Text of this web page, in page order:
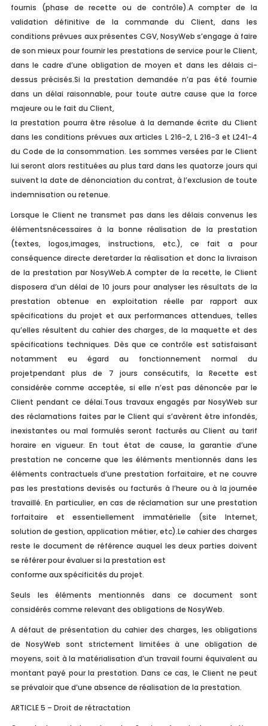
fournis (phase de recette ou de contrôle).A compter de la
validation définitive de la commande du Client, dans les
conditions prévues aux présentes CGV, NosyWeb s’engage à faire
de son mieux pour fournir les prestations de service pour le Client,
dans le cadre d’une obligation de moyen et dans les délais ci-
dessus précisés.Si la prestation demandée n’a pas été fournie
dans un délai raisonnable, pour toute autre cause que la force
majeure ou le fait du Client,
la prestation pourra être résolue à la demande écrite du Client
dans les conditions prévues aux articles L 216-2, L 216-3 et L241-4
du Code de la consommation. Les sommes versées par le Client
lui seront alors restituées au plus tard dans les quatorze jours qui
suivent la date de dénonciation du contrat, à l’exclusion de toute
indemnisation ou retenue.
Lorsque le Client ne transmet pas dans les délais convenus les
élémentsnécessaires à la bonne réalisation de la prestation
(textes, logos,images, instructions, etc.), ce fait a pour
conséquence directe deretarder la réalisation et donc la livraison
de la prestation par NosyWeb.A compter de la recette, le Client
disposera d’un délai de 10 jours pour analyser les résultats de la
prestation obtenue en exploitation réelle par rapport aux
spécifications du projet et aux performances attendues, telles
qu’elles résultent du cahier des charges, de la maquette et des
spécifications techniques. Dès que ce contrôle est satisfaisant
notamment eu égard au fonctionnement normal du
projetpendant plus de 7 jours consécutifs, la Recette est
considérée comme acceptée, si elle n’est pas dénoncée par le
Client pendant ce délai.Tous travaux engagés par NosyWeb sur
des réclamations faites par le Client qui s’avèrent être infondés,
inexistantes ou mal formulés seront facturés au Client au tarif
horaire en vigueur. En tout état de cause, la garantie d’une
prestation ne concerne que les éléments mentionnés dans les
éléments contractuels d’une prestation forfaitaire, et ne couvre
pas les prestations devisés ou facturés à l’heure ou à la journée
travaillé. En particulier, en cas de réclamation sur une prestation
forfaitaire et essentiellement immatérielle (site Internet,
solution de gestion, application métier, etc).Le cahier des charges
reste le document de référence auquel les deux parties doivent
se référer pour évaluer si la prestation est
conforme aux spécificités du projet.
Seuls les éléments mentionnés dans ce document sont
considérés comme relevant des obligations de NosyWeb.
A défaut de présentation du cahier des charges, les obligations
de NosyWeb sont strictement limitées à une obligation de
moyens, soit à la matérialisation d’un travail fourni équivalent au
montant payé pour la prestation. Dans ce cas, le Client ne peut
se prévaloir que d’une absence de réalisation de la prestation.
ARTICLE 5 – Droit de rétractation